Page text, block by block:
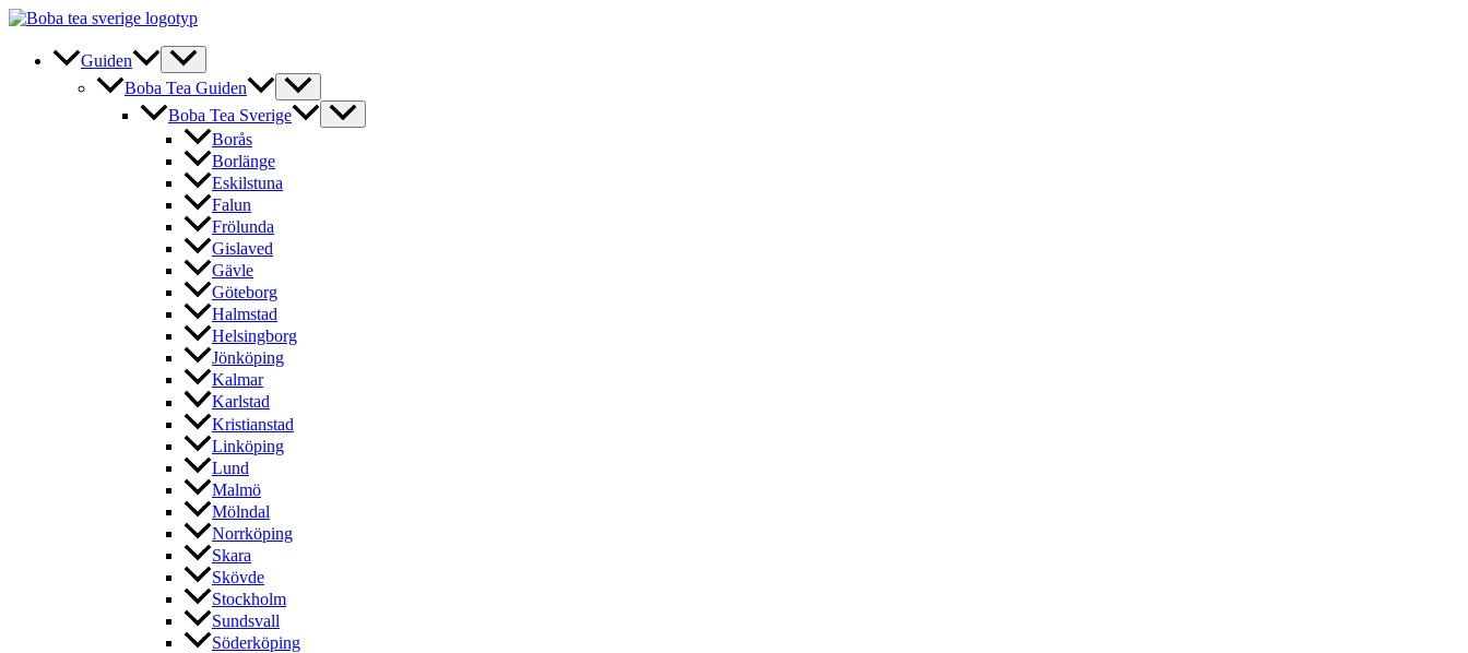
Hoppa
innehåll
Guiden
Boba Tea Guiden
Boba Tea Sverige
Borås
Borlänge
Eskilstuna
Falun
Frölunda
Gislaved
Gävle
Göteborg
Halmstad
Helsingborg
Jönköping
Kalmar
Karlstad
Kristianstad
Linköping
Lund
Malmö
Mölndal
Norrköping
Skara
Skövde
Stockholm
Sundsvall
Söderköping